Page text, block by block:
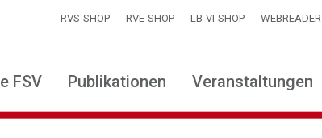
RVS-SHOP RVE-SHOP LB-VI-SHOP WEBREADER
FSV Publikationen Veranstaltungen